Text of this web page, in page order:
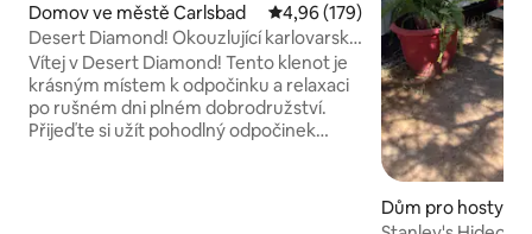
Domov ve městě Carlsbad Průměrné hodnocení 4,96 z 5,
4,96 (179)
Desert Diamond! Okouzlující karlovarský
dům, pro 6 osob
Vítej v Desert Diamond! Tento klenot je
krásným místem k odpočinku a relaxaci
po rušném dni plném dobrodružství.
Přijeďte si užít pohodlný odpočinek
Dům pro hosty